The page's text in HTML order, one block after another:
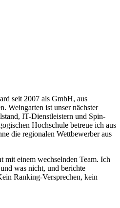
seit 2007 als GmbH, aus
Weingarten ist unser nächster
IT-Dienstleistern und Spin-
Hochschule betreue ich aus
die regionalen Wettbewerber aus
mit einem wechselnden Team. Ich
was nicht, und berichte
Ranking-Versprechen, kein